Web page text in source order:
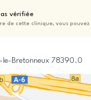
vérifiée
de cette clinique, vous
le-Bretonneux 78390.0